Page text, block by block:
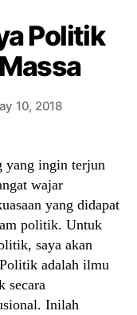
Politik
10, 2018
yang ingin terjun
wajar
yang didapat
politik. Untuk
saya akan
adalah ilmu
secara
Inilah